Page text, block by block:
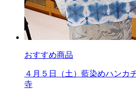
おすすめ商品
４月５日（土）藍染めハンカ
寺